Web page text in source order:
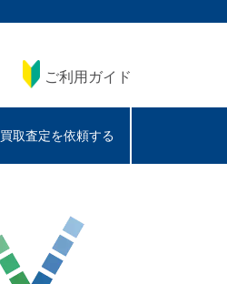
ご利用ガイド
買取査定を依頼する